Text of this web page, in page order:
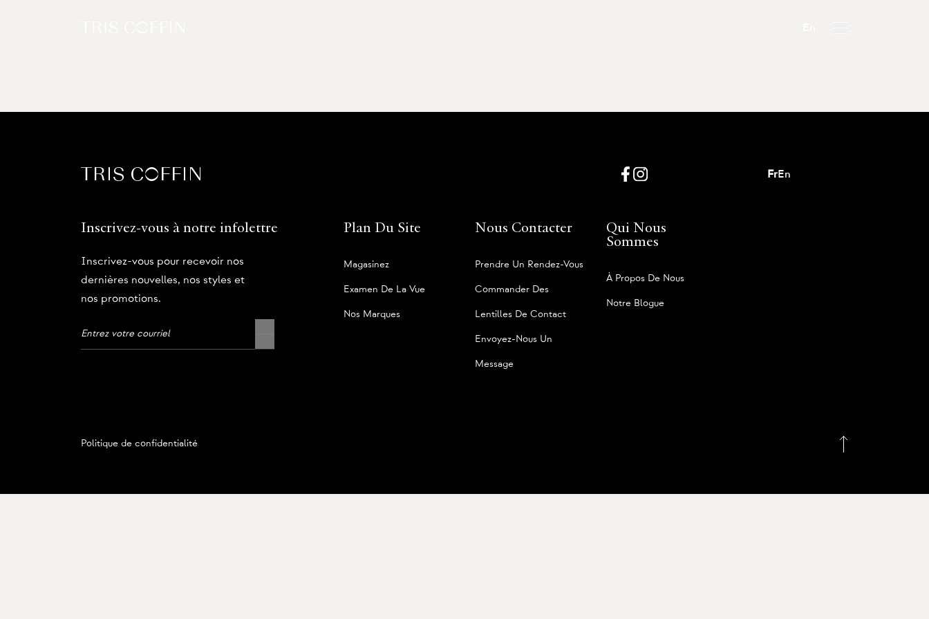
En
Fr
Inscrivez-vous à notre infolettre
Inscrivez-vous pour recevoir nos
dernières nouvelles, nos styles et
nos promotions.
Plan Du Site
Magasinez
Examen De La Vue
Nos Marques
Nous Contacter
Prendre Un Rendez-Vous
Commander Des
Lentilles De Contact
Envoyez-Nous Un
Message
Qui Nous
Sommes
À Propos De Nous
Notre Blogue
Politique de confidentialité